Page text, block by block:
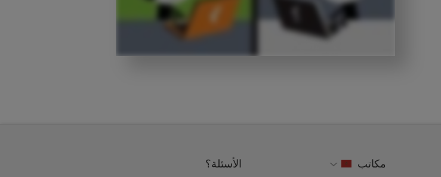
مكاتب الأسئلة؟